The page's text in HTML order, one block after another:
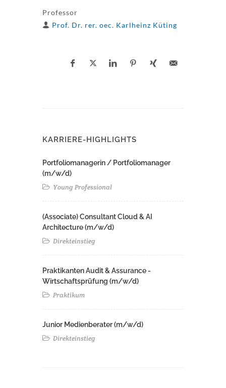
Professor
Prof. Dr. rer. oec. Karlheinz Küting
KARRIERE-HIGHLIGHTS
Portfoliomanagerin / Portfoliomanager
(m/w/d)
Young Professional
(Associate) Consultant Cloud & AI
Architecture (m/w/d)​ ​
Direkteinstieg
Praktikanten Audit & Assurance -
Wirtschaftsprüfung (m/w/d)
Praktikum
Junior Medienberater (m/w/d)
Direkteinstieg